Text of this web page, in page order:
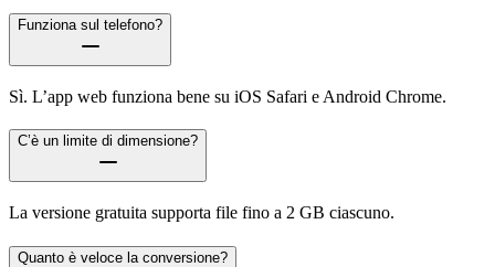
Funziona sul telefono?
Sì. L’app web funziona bene su iOS Safari e Android Chrome.
C’è un limite di dimensione?
La versione gratuita supporta file fino a 2 GB ciascuno.
Quanto è veloce la conversione?